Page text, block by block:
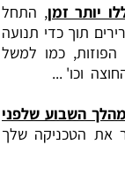
, התחל
תוך כדי תנועה
כמו למשל
וכו' ...
השבוע שלפני
את הטכניקה שלך